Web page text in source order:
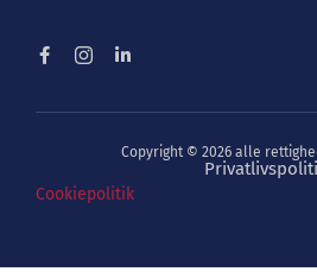
Copyright © 2026 alle
Cookiepolitik